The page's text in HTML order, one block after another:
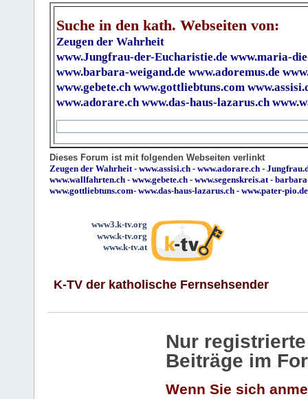
Suche in den kath. Webseiten von:
Zeugen der Wahrheit
www.Jungfrau-der-Eucharistie.de www.maria-
www.barbara-weigand.de www.adoremus.de
www.gebete.ch www.gottliebtuns.com
www.adorare.ch www.das-haus-lazarus.ch
Dieses Forum ist mit folgenden Webseiten verlinkt
Zeugen der Wahrheit- www.assisi.ch - www.adorare.ch -
www.wallfahrten.ch - www.gebete.ch - www.segenskreis.at-
www.gottliebtuns.com- www.das-haus-lazarus.ch - www.pater-pio.de
www3.k-tv.org
www.k-tv.org
www.k-tv.at
K-TV der katholische Fernsehsender
Nur
Beiträge im
Wenn Sie sich